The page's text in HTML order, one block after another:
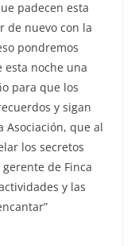
padecen esta
de nuevo con la
pondremos
esta noche una
para que los
y sigan
Asociación, que al
los secretos
de Finca
y las